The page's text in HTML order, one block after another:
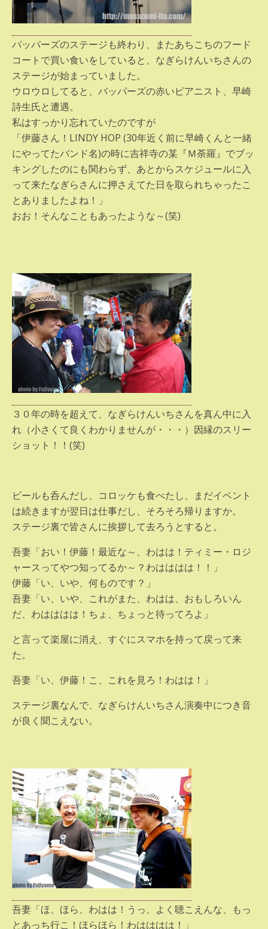
バッパーズのステージも終わり、またあちこちのフード
コートで買い食いをしていると、なぎらけんいちさんの
ステージが始まっていました。
ウロウロしてると、バッパーズの赤いピアニスト、早崎
詩生氏と遭遇。
私はすっかり忘れていたのですが
「伊藤さん！LINDY HOP (30年近く前に早崎くんと一緒
にやってたバンド名)の時に吉祥寺の某『Ｍ荼羅』でブッ
キングしたのにも関わらず、あとからスケジュールに入
って来たなぎらさんに押さえてた日を取られちゃったこ
とありましたよね！」
おお！そんなこともあったような～(笑)
３０年の時を超えて、なぎらけんいちさんを真ん中に入
れ（小さくて良くわかりませんが・・・）因縁のスリー
ショット！！(笑)
ビールも呑んだし、コロッケも食べたし、まだイベント
は続きますが翌日は仕事だし、そろそろ帰りますか。
ステージ裏で皆さんに挨拶して去ろうとすると。
吾妻「おい！伊藤！最近な～、わはは！ティミー・ロジ
ャースってやつ知ってるか～？わはははは！！」
伊藤「い、いや、何ものです？」
吾妻「い、いや、これがまた、わはは、おもしろいん
だ、わはははは！ちょ、ちょっと待ってろよ」
と言って楽屋に消え、すぐにスマホを持って戻って来
た。
吾妻「い、伊藤！こ、これを見ろ！わはは！」
ステージ裏なんで、なぎらけんいちさん演奏中につき音
が良く聞こえない。
吾妻「ほ、ほら、わはは！うっ、よく聴こえんな、もっ
とあっち行こ！ほらほら！わはははは！」